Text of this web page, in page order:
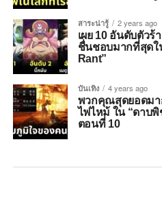
สาระน่ารู้ 2 years ago
เผย 10 อันดับตัว
ชื่นชอบมากที่สุดใ
Rant”
บันเทิง 4 years ago
พวกคุณสุดยอดมา
ไฟไหม้ ใน “ดาบ
ตอนที่ 10